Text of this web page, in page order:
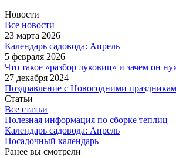
Новости
Все новости
23 марта 2026
Календарь садовода: Апрель
5 февраля 2026
Что такое «разбор луковиц» и зачем он
27 декабря 2024
Поздравление с Новогодними
Статьи
Все статьи
Полезная информация по сборке теплиц
Календарь садовода: Апрель
Посадочный календарь
Ранее вы смотрели